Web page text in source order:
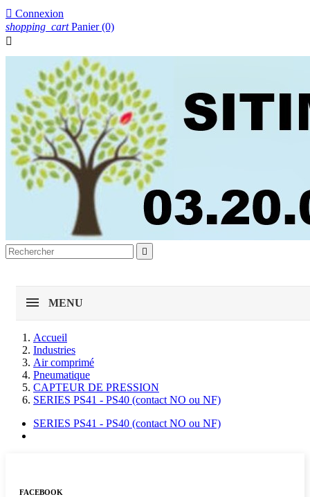
 Connexion
shopping_cart Panier (0)


MENU
Accueil
Industries
Air comprimé
Pneumatique
CAPTEUR DE PRESSION
SERIES PS41 - PS40 (contact NO ou NF)
SERIES PS41 - PS40 (contact NO ou NF)
FACEBOOK